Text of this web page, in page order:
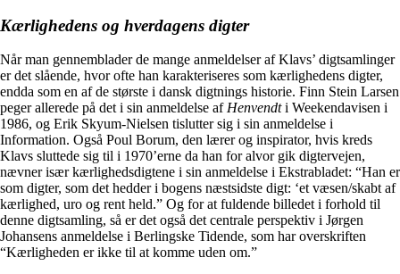
Kærlighedens og hverdagens digter
Når man gennemblader de mange anmeldelser af Klavs’ digtsamlinger
er det slående, hvor ofte han karakteriseres som kærlighedens digter,
endda som en af de største i dansk digtnings historie. Finn Stein Larsen
peger allerede på det i sin anmeldelse afHenvendti Weekendavisen i
1986, og Erik Skyum-Nielsen tislutter sig i sin anmeldelse i
Information. Også Poul Borum, den lærer og inspirator, hvis kreds
Klavs sluttede sig til i 1970’erne da han for alvor gik digtervejen,
nævner især kærlighedsdigtene i sin anmeldelse i Ekstrabladet: “Han er
som digter, som det hedder i bogens næstsidste digt: ‘et væsen/skabt af
kærlighed, uro og rent held.” Og for at fuldende billedet i forhold til
denne digtsamling, så er det også det centrale perspektiv i Jørgen
Johansens anmeldelse i Berlingske Tidende, som har overskriften
“Kærligheden er ikke til at komme uden om.”